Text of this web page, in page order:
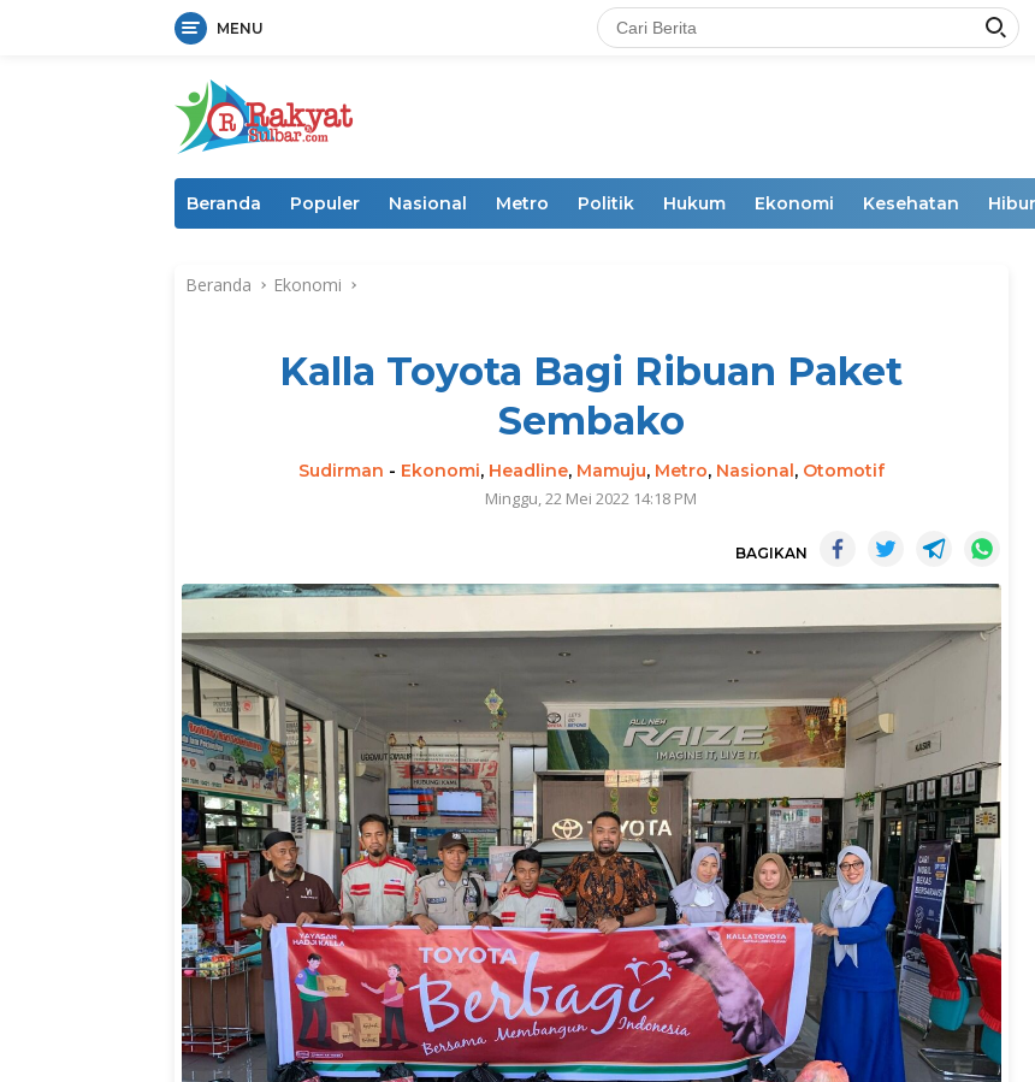
MENU
Beranda Populer Nasional Metro Politik Hukum Ekonomi Kesehatan
Beranda Ekonomi
Kalla Toyota Bagi Ribuan Paket
Sembako
Sudirman - Ekonomi, Headline, Mamuju, Metro, Nasional, Otomotif
Minggu, 22 Mei 2022 14:18 PM
BAGIKAN